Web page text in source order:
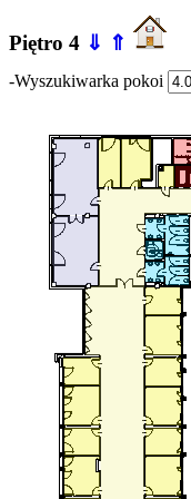
Piętro 4 ⇓ ⇑
-Wyszukiwarka pokoi